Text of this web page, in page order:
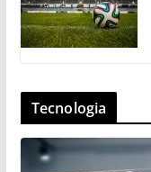
Tecnologia